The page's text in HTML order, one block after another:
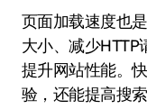
页面加载速度也
大小、减少
提升网站性能。
验，还能提高搜